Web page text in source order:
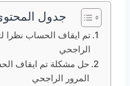
جدول
تم ايقاف الحساب نظرا
الراجحي
حل مشكلة تم ايقاف
المرور الراجحي